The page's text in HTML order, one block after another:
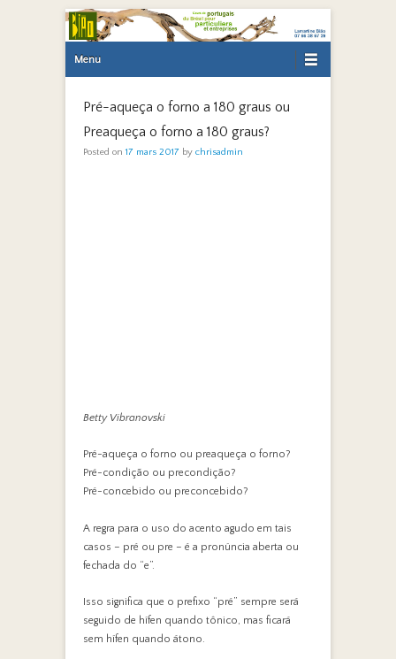
Menu
Pré-aqueça o forno a 180 graus ou
Preaqueça o forno a 180 graus?
Posted on 17 mars 2017 by chrisadmin
Betty Vibranovski
Pré-aqueça o forno ou preaqueça o forno?
Pré-condição ou precondição?
Pré-concebido ou preconcebido?
A regra para o uso do acento agudo em tais
casos – pré ou pre – é a pronúncia aberta ou
fechada do “e”.
Isso significa que o prefixo “pré” sempre será
seguido de hífen quando tônico, mas ficará
sem hífen quando átono.